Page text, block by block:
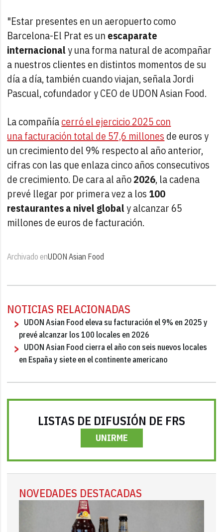
"Estar presentes en un aeropuerto como
Barcelona-El Prat es un escaparate
internacionaly una forma natural de acompañar
a nuestros clientes en distintos momentos de su
día a día, también cuando viajan, señala Jordi
Pascual, cofundador y CEO de UDON Asian Food.
La compañíacerró el ejercicio 2025 con
una facturación total de 57,6 millones de euros y
un crecimiento del 9% respecto al año anterior,
cifras con las que enlaza cinco años consecutivos
de crecimiento. De cara al año2026, la cadena
prevé llegar por primera vez a los 100
restaurantes a nivel globaly alcanzar 65
millones de euros de facturación.
Archivado enUDON Asian Food
NOTICIAS RELACIONADAS
UDON Asian Food eleva su facturación el 9% en 2025 y
prevé alcanzar los 100 locales en 2026
UDON Asian Food cierra el año con seis nuevos locales
en España y siete en el continente americano
LISTAS DE DIFUSIÓN DE FRS
UNIRME
NOVEDADES DESTACADAS